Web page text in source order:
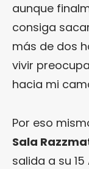
aunque
consiga
más de dos
vivir
hacia mi
Por eso
Sala
salida a su